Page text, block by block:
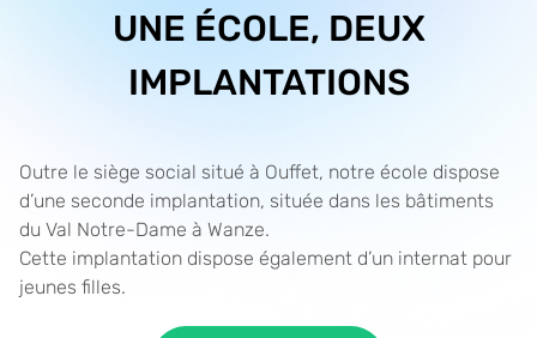
UNE ÉCOLE, DEUX
IMPLANTATIONS
Outre le siège social situé à Ouffet, notre école dispose
d’une seconde implantation, située dans les bâtiments
du Val Notre-Dame à Wanze.
Cette implantation dispose également d’un internat pour
jeunes filles.